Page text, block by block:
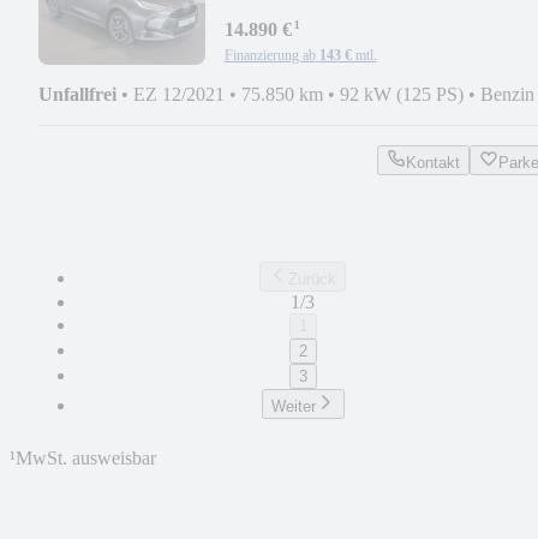
14.890 €¹
Finanzierung ab 143 € mtl.
Unfallfrei • EZ 12/2021 • 75.850 km • 92 kW (125 PS) • Benzin
Kontakt
1/3
2
3
Weiter
¹MwSt. ausweisbar